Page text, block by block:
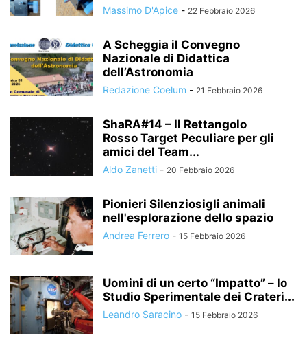
Massimo D'Apice - 22 Febbraio 2026
A Scheggia il Convegno
Nazionale di Didattica
dell’Astronomia
Redazione Coelum - 21 Febbraio 2026
ShaRA#14 – Il Rettangolo
Rosso Target Peculiare per gli
amici del Team...
Aldo Zanetti - 20 Febbraio 2026
Pionieri Silenziosigli animali
nell'esplorazione dello spazio
Andrea Ferrero - 15 Febbraio 2026
Uomini di un certo “Impatto” – lo
Studio Sperimentale dei Crateri...
Leandro Saracino - 15 Febbraio 2026